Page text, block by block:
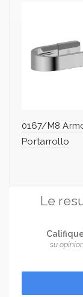
0167/M8
Portarrollo
Le
su